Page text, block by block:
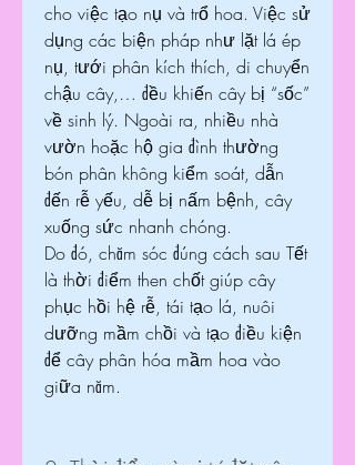
cho việc tạo nụ và trổ hoa. Việc sử
dụng các biện pháp như lặt lá ép
nụ, tưới phân kích thích, di chuyển
chậu cây,… đều khiến cây bị “sốc”
về sinh lý. Ngoài ra, nhiều nhà
vườn hoặc hộ gia đình thường
bón phân không kiểm soát, dẫn
đến rễ yếu, dễ bị nấm bệnh, cây
xuống sức nhanh chóng.
Do đó, chăm sóc đúng cách sau Tết
là thời điểm then chốt giúp cây
phục hồi hệ rễ, tái tạo lá, nuôi
dưỡng mầm chồi và tạo điều kiện
để cây phân hóa mầm hoa vào
giữa năm.